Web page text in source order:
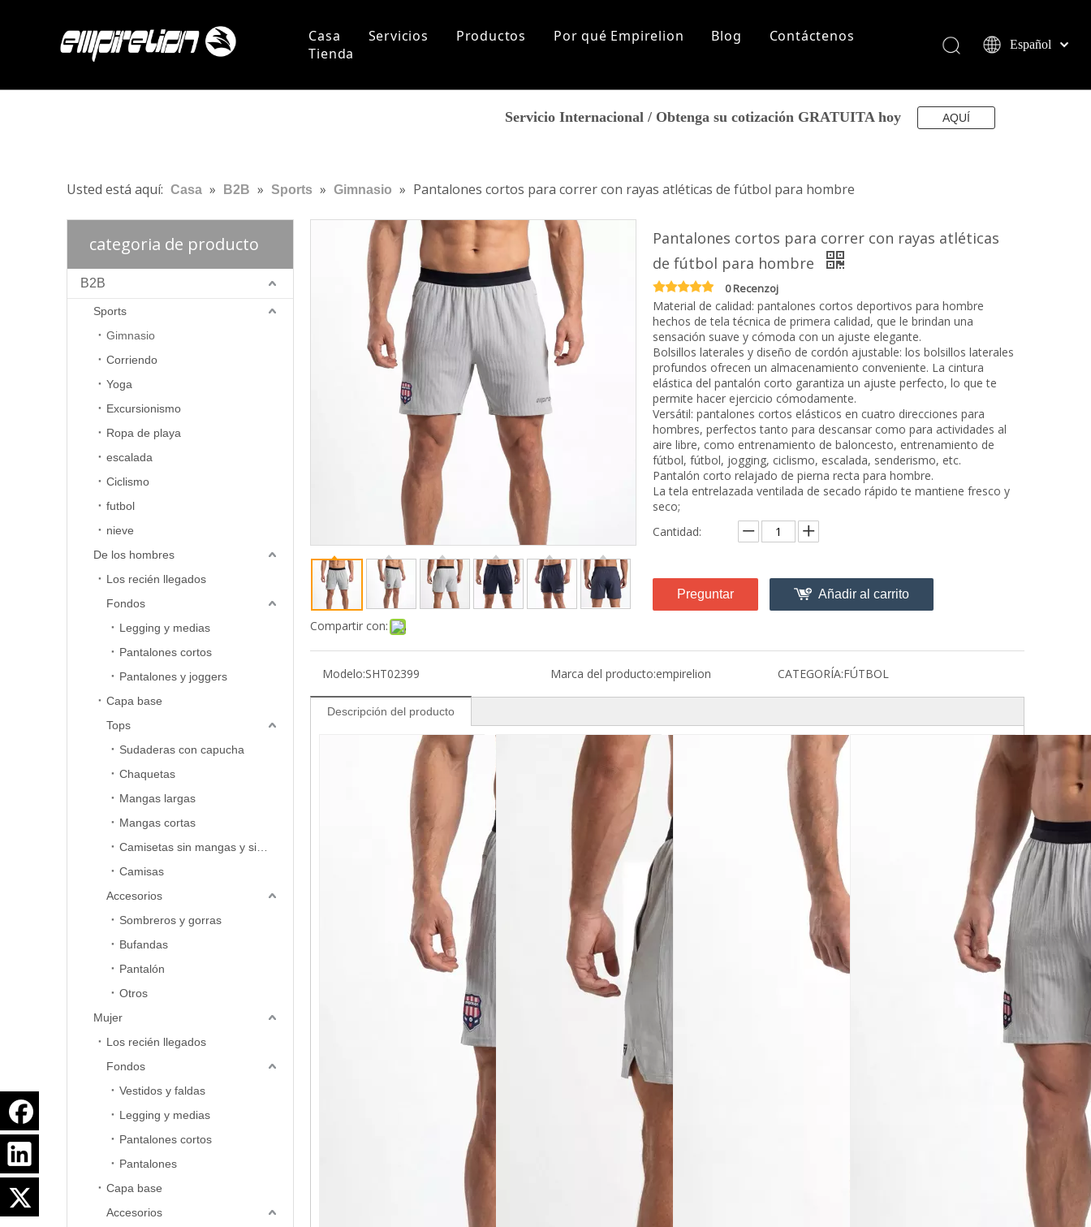
Casa Servicios Productos
Ropa de playa
Los recién llegados
Tops
Fondos
Capa base
Accesorios
Mujer
Los recién llegados
Tops
Fondos
Capa base
Accesorios
Niños
Tops
Por qué Empirelion
Historia de la marca
Marca de cooperación
Blog
Contáctenos
Tienda
Español
简体中文
Servicio Internacional / Obtenga su cotización GRATUITA hoy AQUÍ
Usted está aquí: Casa » B2B » Sports » Gimnasio » Pantalones cortos para correr con rayas atléticas de fútbol para hombre
categoria de producto
B2B
Sports
Gimnasio
Corriendo
Yoga
Excursionismo
Ropa de playa
escalada
Ciclismo
futbol
nieve
De los hombres
Los recién llegados
Fondos
Legging y medias
Pantalones cortos
Pantalones y joggers
Capa base
Tops
Sudaderas con capucha
Chaquetas
Mangas largas
Mangas cortas
Camisas
Accesorios
Sombreros y gorras
Bufandas
Pantalón
Otros
Mujer
Los recién llegados
Fondos
Vestidos y faldas
Legging y medias
Pantalones cortos
Pantalones
Capa base
Accesorios
Compartir con:
Pantalones cortos para correr con rayas atléticas
de fútbol para hombre
0 Recenzoj
Material de calidad: pantalones cortos deportivos para hombre
hechos de tela técnica de primera calidad, que le brindan una
sensación suave y cómoda con un ajuste elegante.
Bolsillos laterales y diseño de cordón ajustable: los bolsillos laterales
profundos ofrecen un almacenamiento conveniente. La cintura
elástica del pantalón corto garantiza un ajuste perfecto, lo que te
permite hacer ejercicio cómodamente.
Versátil: pantalones cortos elásticos en cuatro direcciones para
hombres, perfectos tanto para descansar como para actividades al
aire libre, como entrenamiento de baloncesto, entrenamiento de
fútbol, fútbol, jogging, ciclismo, escalada, senderismo, etc.
Pantalón corto relajado de pierna recta para hombre.
La tela entrelazada ventilada de secado rápido te mantiene fresco y
seco;
Cantidad:
Preguntar Añadir al carrito
Modelo:SHT02399 Marca del producto:empirelion CATEGORÍA:FÚTBOL
Descripción del producto